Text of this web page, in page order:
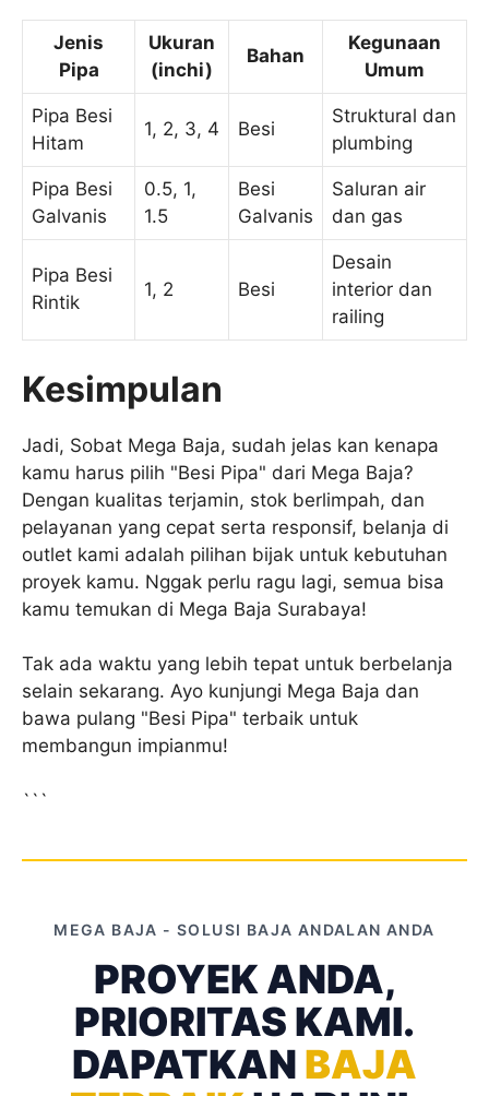
Jenis
Pipa
Ukuran
(inchi)
Bahan
Kegunaan
Umum
Pipa Besi
Hitam
1, 2, 3, 4 Besi
Struktural dan
plumbing
Pipa Besi
Galvanis
0.5, 1,
1.5
Besi
Galvanis
Saluran air
dan gas
Pipa Besi
Rintik
1, 2 Besi
Desain
interior dan
railing
Kesimpulan
Jadi, Sobat Mega Baja, sudah jelas kan kenapa
kamu harus pilih "Besi Pipa" dari Mega Baja?
Dengan kualitas terjamin, stok berlimpah, dan
pelayanan yang cepat serta responsif, belanja di
outlet kami adalah pilihan bijak untuk kebutuhan
proyek kamu. Nggak perlu ragu lagi, semua bisa
kamu temukan di Mega Baja Surabaya!
Tak ada waktu yang lebih tepat untuk berbelanja
selain sekarang. Ayo kunjungi Mega Baja dan
bawa pulang "Besi Pipa" terbaik untuk
membangun impianmu!
```
MEGA BAJA - SOLUSI BAJA ANDALAN ANDA
PROYEK ANDA,
PRIORITAS KAMI.
DAPATKAN BAJA